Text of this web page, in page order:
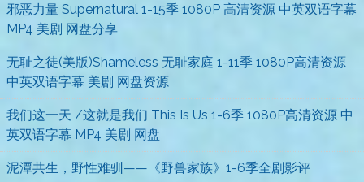
邪恶力量 Supernatural 1-15季 1080P 高清资源 中英双语字幕
MP4 美剧 网盘分享
无耻之徒(美版)Shameless 无耻家庭 1-11季 1080P高清资源
中英双语字幕 美剧 网盘资源
我们这一天 /这就是我们 This Is Us 1-6季 1080P高清资源 中
英双语字幕 MP4 美剧 网盘
泥潭共生，野性难驯——《野兽家族》1-6季全剧影评